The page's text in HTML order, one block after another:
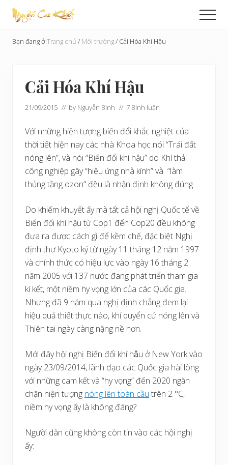
Menu
Skip
content
qua
sidebar
Tạo
Hoàn
Bạn đang ở:Trang chủ / Môi trường/ Cải Hóa Khí Hậu
Cải Hóa Khí Hậu
21/09/2015 // by Nguyễn Bình // 7 Bình luận
Với những hiện tượng biến đổi khắc nghiệt của
thời tiết hiện nay các nhà Khoa học nói “Trái đất
nóng lên”, và nói “Biến đổi khí hậu” do Khí thải
công nghiệp gây “hiệu ứng nhà kính” và “làm
thủng tầng ozon” đều là nhận định không đúng.
Do khiếm khuyết ấy mà tất cả hội nghị Quốc tế về
Biến đổi khí hậu từ Cop1 đến Cop20 đều không
đưa ra được cách gì để kềm chế, đặc biệt Nghị
định thư Kyoto ký từ ngày 11 tháng 12 năm 1997
và chính thức có hiệu lực vào ngày 16 tháng 2
năm 2005 với 137 nước đang phát triển tham gia
kí kết, một niềm hy vọng lớn của các Quốc gia.
Nhưng đã 9 năm qua nghị định chẳng đem lại
hiệu quả thiết thực nào, khí quyển cứ nóng lên và
Thiên tai ngày càng nặng nề hơn.
Mới đây hội nghị Biến đổi khí hậu ở New York vào
ngày 23/09/2014, lãnh đạo các Quốc gia hài lòng
với những cam kết và “hy vọng” đến 2020 ngăn
chặn hiện tượng nóng lên toàn cầu trên 2 °C,
niềm hy vọng ấy là không đáng?
Người dân cũng không còn tin vào các hội nghị
ấy: